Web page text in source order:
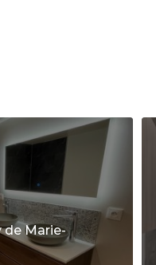
de Marie-